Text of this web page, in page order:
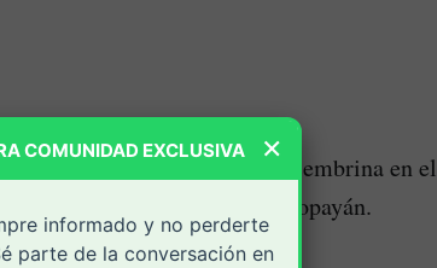
durante esta temporada decembrina en el
ocurridos en su capital Popayán.
×
COMUNIDAD EXCLUSIVA
informado y no perderte
parte de la conversación en